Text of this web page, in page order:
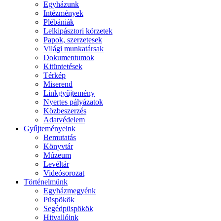
Egyházunk
Intézmények
Plébániák
Lelkipásztori körzetek
Papok, szerzetesek
Világi munkatársak
Dokumentumok
Kitüntetések
Térkép
Miserend
Linkgyűjtemény
Nyertes pályázatok
Közbeszerzés
Adatvédelem
Gyűjteményeink
Bemutatás
Könyvtár
Múzeum
Levéltár
Videósorozat
Történelmünk
Egyházmegyénk
Püspökök
Segédpüspökök
Hitvallóink